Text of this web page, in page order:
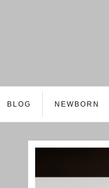
BLOG NEWBORN